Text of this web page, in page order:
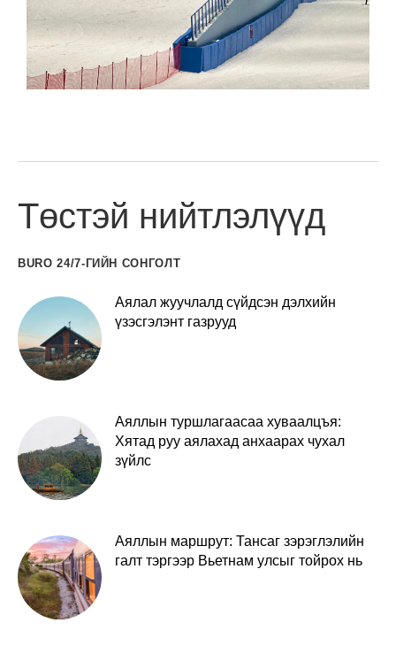
Төстэй нийтлэлүүд
BURO 24/7-ГИЙН СОНГОЛТ
Аялал жуучлалд сүйдсэн дэлхийн
үзэсгэлэнт газрууд
Аяллын туршлагаасаа хуваалцъя:
Хятад руу аялахад анхаарах чухал
зүйлс
Аяллын маршрут: Тансаг зэрэглэлийн
галт тэргээр Вьетнам улсыг тойрох нь